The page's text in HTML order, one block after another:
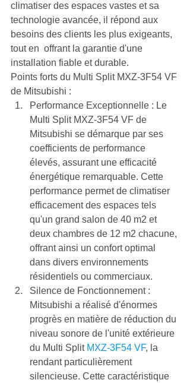
climatiser des espaces vastes et sa
technologie avancée, il répond aux
besoins des clients les plus exigeants,
tout en  offrant la garantie d'une
installation fiable et durable.
Points forts du Multi Split MXZ-3F54 VF
de Mitsubishi :
Performance Exceptionnelle : Le
Multi Split MXZ-3F54 VF de
Mitsubishi se démarque par ses
coefficients de performance
élevés, assurant une efficacité
énergétique remarquable. Cette
performance permet de climatiser
efficacement des espaces tels
qu'un grand salon de 40 m2 et
deux chambres de 12 m2 chacune,
offrant ainsi un confort optimal
dans divers environnements
résidentiels ou commerciaux.
Silence de Fonctionnement :
Mitsubishi a réalisé d'énormes
progrès en matière de réduction du
niveau sonore de l'unité extérieure
du Multi Split MXZ-3F54 VF, la
rendant particulièrement
silencieuse. Cette caractéristique